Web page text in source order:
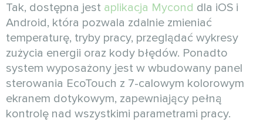
Tak, dostępna jest aplikacja Mycond dla iOS i
Android, która pozwala zdalnie zmieniać
temperaturę, tryby pracy, przeglądać wykresy
zużycia energii oraz kody błędów. Ponadto
system wyposażony jest w wbudowany panel
sterowania EcoTouch z 7-calowym kolorowym
ekranem dotykowym, zapewniający pełną
kontrolę nad wszystkimi parametrami pracy.